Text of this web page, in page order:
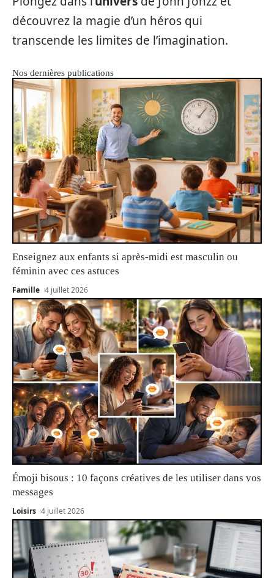
découvrez la magie d’un héros qui
transcende les limites de l’imagination.
Nos dernières publications
Enseignez aux enfants si après-midi est masculin ou
féminin avec ces astuces
Famille 4 juillet 2026
Émoji bisous : 10 façons créatives de les utiliser dans vos
messages
Loisirs 4 juillet 2026